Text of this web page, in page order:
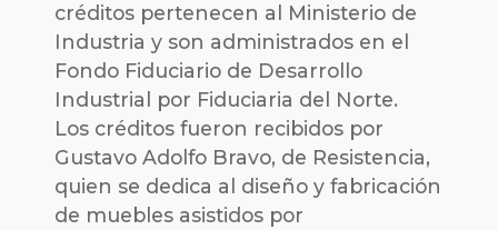
créditos pertenecen al Ministerio de
Industria y son administrados en el
Fondo Fiduciario de Desarrollo
Industrial por Fiduciaria del Norte.
Los créditos fueron recibidos por
Gustavo Adolfo Bravo, de Resistencia,
quien se dedica al diseño y fabricación
de muebles asistidos por